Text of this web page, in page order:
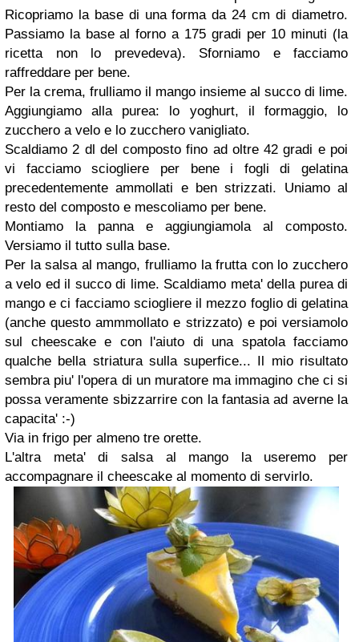
Ricopriamo la base di una forma da 24 cm di diametro.
Passiamo la base al forno a 175 gradi per 10 minuti (la
ricetta non lo prevedeva). Sforniamo e facciamo
raffreddare per bene.
Per la crema, frulliamo il mango insieme al succo di lime.
Aggiungiamo alla purea: lo yoghurt, il formaggio, lo
zucchero a velo e lo zucchero vanigliato.
Scaldiamo 2 dl del composto fino ad oltre 42 gradi e poi
vi facciamo sciogliere per bene i fogli di gelatina
precedentemente ammollati e ben strizzati. Uniamo al
resto del composto e mescoliamo per bene.
Montiamo la panna e aggiungiamola al composto.
Versiamo il tutto sulla base.
Per la salsa al mango, frulliamo la frutta con lo zucchero
a velo ed il succo di lime. Scaldiamo meta' della purea di
mango e ci facciamo sciogliere il mezzo foglio di gelatina
(anche questo ammmollato e strizzato) e poi versiamolo
sul cheescake e con l'aiuto di una spatola facciamo
qualche bella striatura sulla superfice... Il mio risultato
sembra piu' l'opera di un muratore ma immagino che ci si
possa veramente sbizzarrire con la fantasia ad averne la
capacita' :-)
Via in frigo per almeno tre orette.
L'altra meta' di salsa al mango la useremo per
accompagnare il cheescake al momento di servirlo.